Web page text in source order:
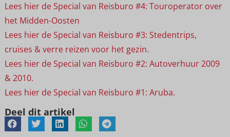
Lees hier de Special van Reisburo #4: Touroperator over
het Midden-Oosten
Lees hier de Special van Reisburo #3: Stedentrips,
cruises & verre reizen voor het gezin.
Lees hier de Special van Reisburo #2: Autoverhuur 2009
& 2010.
Lees hier de Special van Reisburo #1: Aruba.
Deel dit artikel